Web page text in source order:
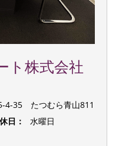
ト株式会社
4-35 たつむら青山811
日：
水曜日